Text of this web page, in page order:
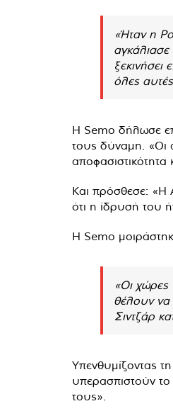
«Ήταν η
αγκάλιασε
όλες
Η Semo δήλωσε
τους δύναμη. «Οι
Και πρόσθεσε: «Η
ότι η ίδρυσή του
Η Semo
«Οι χώρες
θέλουν να
Σιντζάρ
Υπενθυμίζοντας
υπερασπιστούν
τους».